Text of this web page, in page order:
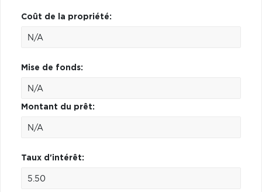
Coût de la propriété:
Mise de fonds:
Montant du prêt:
Taux d'intérêt: